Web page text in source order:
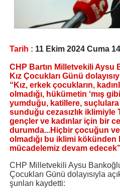
Tarih : 11 Ekim 2024 Cuma
CHP Bartın Milletvekili Aysu
Kız Çocukları Günü
“Kız, erkek çocukların,
olmadığı, hükümetin ‘mış
yumduğu, katillere,
sunduğu cezasızlık iklimiyle
gençler ve kadınlar için bir
durumda...Hiçbir çocuğun ve
olmadığı bu iklimi kökünden
mücadelemiz devam
CHP Milletvekili Aysu
Çocukları Günü dolayısıyla
şunları kaydetti: